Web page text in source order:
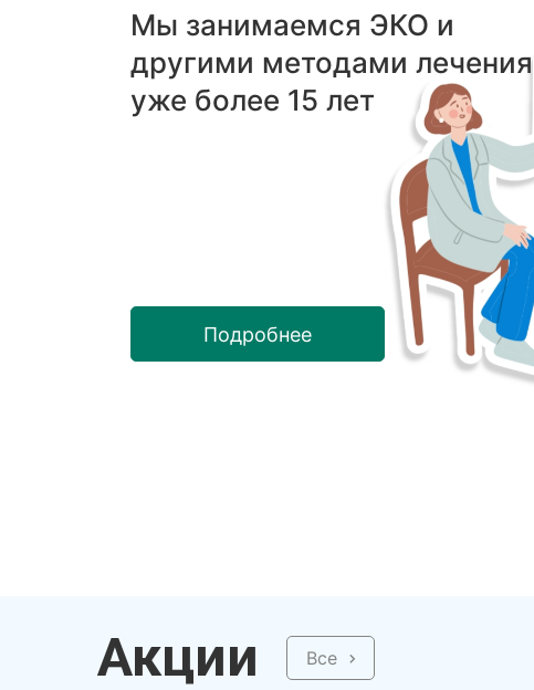
Мы занимаемся ЭКО и
другими методами лечения
уже более 15 лет
Подробнее
Акции Все